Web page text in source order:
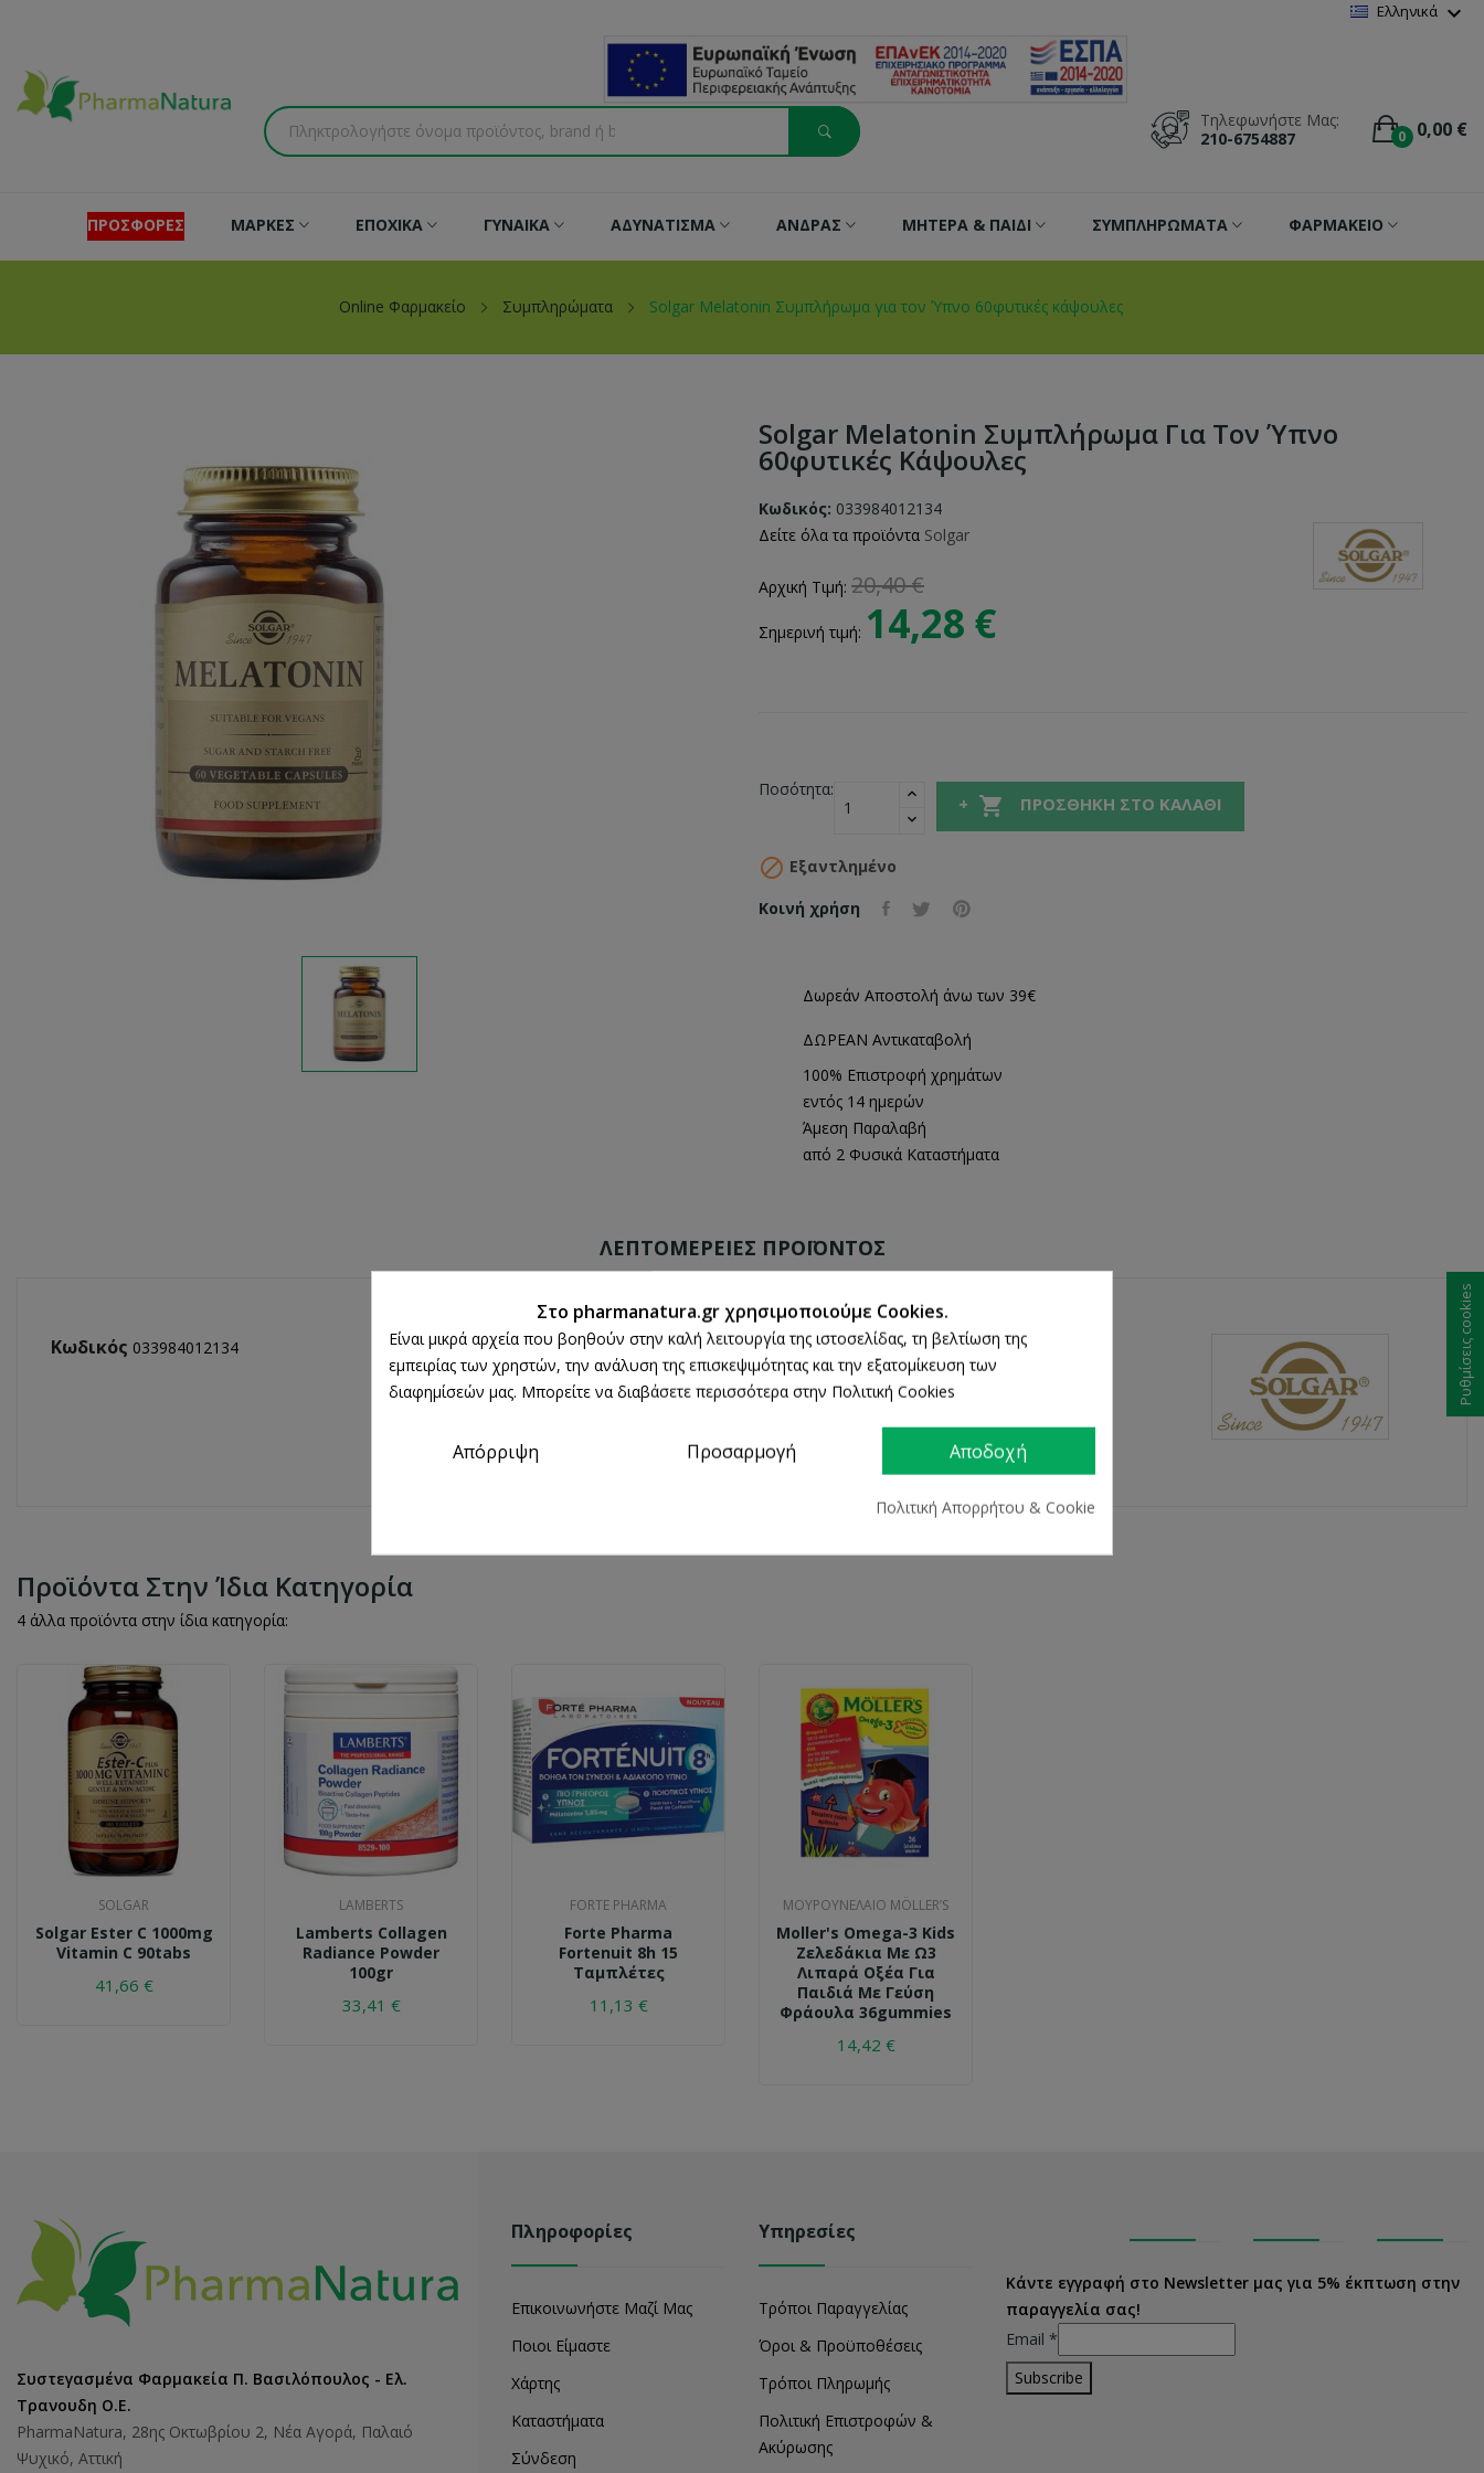
Ελληνικά expand_more
0 0,00 €
Τηλεφωνήστε Μας:
210-6754887
ΠΡΟΣΦΟΡΕΣ ΜΑΡΚΕΣ ΕΠΟΧΙΚΑ ΓΥΝΑΙΚΑ ΑΔΥΝΑΤΙΣΜΑ ΑΝΔΡΑΣ ΜΗΤΕΡΑ & ΠΑΙΔΙ ΣΥΜΠΛΗΡΩΜΑΤΑ ΦΑΡΜΑΚΕΙΟ
Online Φαρμακείο Συμπληρώματα Solgar Melatonin Συμπλήρωμα για τον Ύπνο 60φυτικές κάψουλες
Solgar Melatonin Συμπλήρωμα Για Τον Ύπνο
60φυτικές Κάψουλες
Κωδικός: 033984012134
Δείτε όλα τα προϊόντα Solgar
Αρχική Τιμή: 20,40 €
Σημερινή τιμή: 14,28 €
Ποσότητα:
 ΠΡΟΣΘΉΚΗ ΣΤΟ ΚΑΛΆΘΙ
 Εξαντλημένο
Κοινή χρήση
Δωρεάν Αποστολή άνω των 39€
ΔΩΡΕΑΝ Αντικαταβολή
100% Επιστροφή χρημάτων
εντός 14 ημερών
Άμεση Παραλαβή
από 2 Φυσικά Καταστήματα
ΛΕΠΤΟΜΈΡΕΙΕΣ ΠΡΟΪΌΝΤΟΣ
Κωδικός 033984012134
Προϊόντα Στην Ίδια Κατηγορία
4 άλλα προϊόντα στην ίδια κατηγορία:
SOLGAR
Solgar Ester C 1000mg
Vitamin C 90tabs
41,66 €
LAMBERTS
Lamberts Collagen
Radiance Powder
100gr
33,41 €
FORTE PHARMA
Forte Pharma
Fortenuit 8h 15
Ταμπλέτες
11,13 €
ΜΟΥΡΟΥΝΈΛΑΙΟ MÖLLER’S
Moller's Omega-3 Kids
Ζελεδάκια Με Ω3
Λιπαρά Οξέα Για
Παιδιά Με Γεύση
Φράουλα 36gummies
14,42 €
Συστεγασμένα Φαρμακεία Π. Βασιλόπουλος - Ελ.
Τρανουδη Ο.Ε.
PharmaNatura, 28ης Οκτωβρίου 2, Νέα Αγορά, Παλαιό
Ψυχικό, Αττική
Πληροφορίες
Επικοινωνήστε Μαζί Μας
Ποιοι Είμαστε
Χάρτης
Καταστήματα
Σύνδεση
Υπηρεσίες
Τρόποι Παραγγελίας
Όροι & Προϋποθέσεις
Τρόποι Πληρωμής
Πολιτική Επιστροφών &
Ακύρωσης
Κάντε εγγραφή στο Newsletter μας για 5% έκπτωση στην
παραγγελία σας!
Email *
Στο pharmanatura.gr χρησιμοποιούμε Cookies.
Είναι μικρά αρχεία που βοηθούν στην καλή λειτουργία της ιστοσελίδας, τη βελτίωση της
εμπειρίας των χρηστών, την ανάλυση της επισκεψιμότητας και την εξατομίκευση των
διαφημίσεών μας. Μπορείτε να διαβάσετε περισσότερα στην Πολιτική Cookies
Απόρριψη Προσαρμογή Αποδοχή
Πολιτική Απορρήτου & Cookie
Ρυθμίσεις cookies